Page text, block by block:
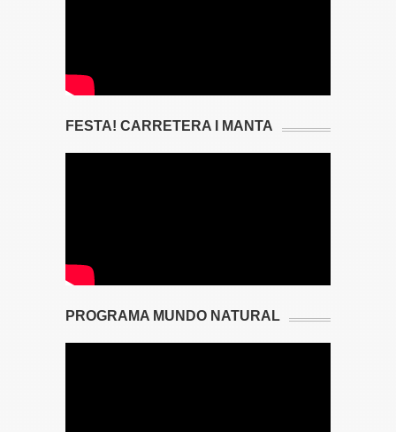
FESTA! CARRETERA I MANTA
PROGRAMA MUNDO NATURAL